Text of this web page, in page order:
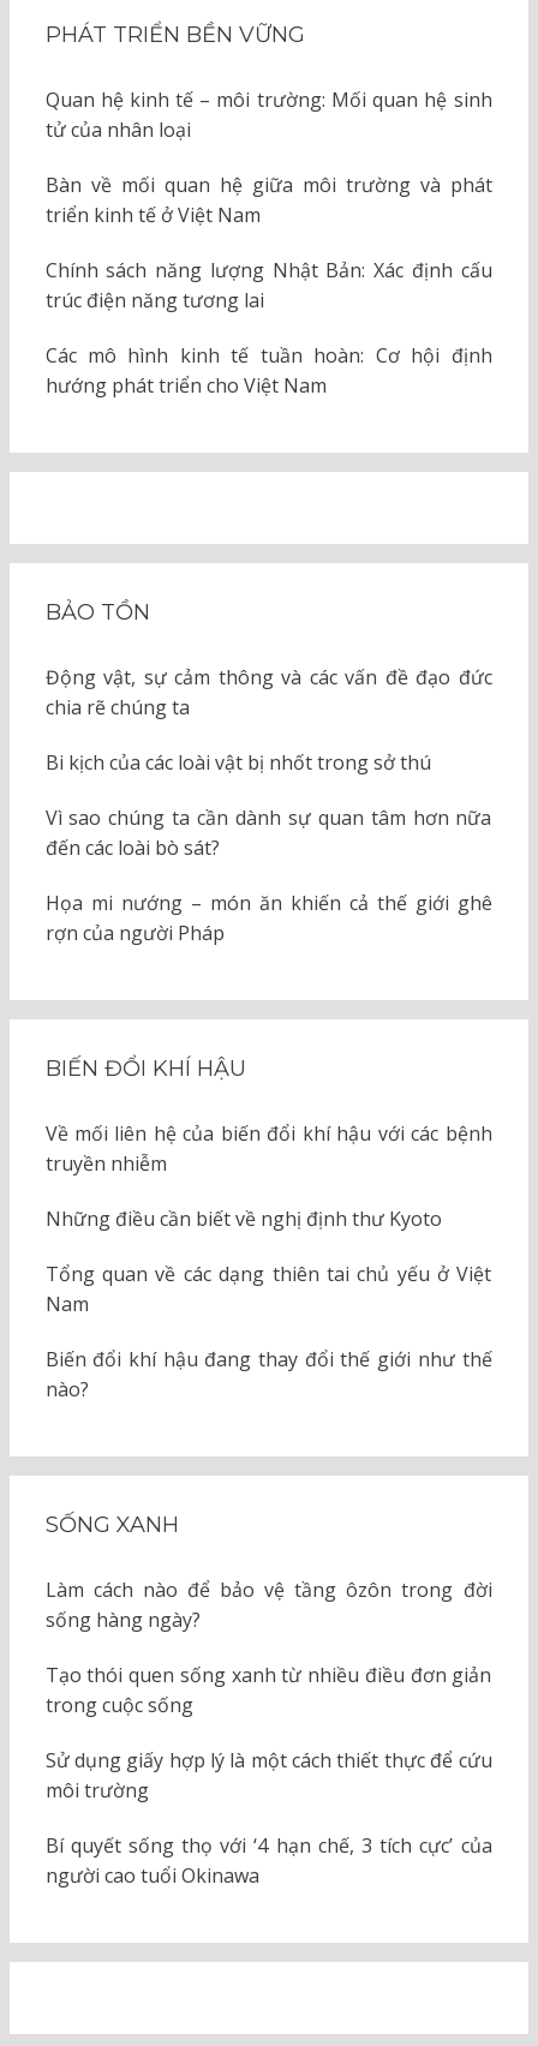
PHÁT TRIỂN BỀN VỮNG
Quan hệ kinh tế – môi trường: Mối quan hệ sinh
tử của nhân loại
Bàn về mối quan hệ giữa môi trường và phát
triển kinh tế ở Việt Nam
Chính sách năng lượng Nhật Bản: Xác định cấu
trúc điện năng tương lai
Các mô hình kinh tế tuần hoàn: Cơ hội định
hướng phát triển cho Việt Nam
BẢO TỒN
Động vật, sự cảm thông và các vấn đề đạo đức
chia rẽ chúng ta
Bi kịch của các loài vật bị nhốt trong sở thú
Vì sao chúng ta cần dành sự quan tâm hơn nữa
đến các loài bò sát?
Họa mi nướng – món ăn khiến cả thế giới ghê
rợn của người Pháp
BIẾN ĐỔI KHÍ HẬU
Về mối liên hệ của biến đổi khí hậu với các bệnh
truyền nhiễm
Những điều cần biết về nghị định thư Kyoto
Tổng quan về các dạng thiên tai chủ yếu ở Việt
Nam
Biến đổi khí hậu đang thay đổi thế giới như thế
nào?
SỐNG XANH
Làm cách nào để bảo vệ tầng ôzôn trong đời
sống hàng ngày?
Tạo thói quen sống xanh từ nhiều điều đơn giản
trong cuộc sống
Sử dụng giấy hợp lý là một cách thiết thực để cứu
môi trường
Bí quyết sống thọ với ‘4 hạn chế, 3 tích cực’ của
người cao tuổi Okinawa